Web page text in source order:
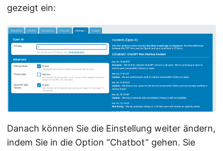
gezeigt ein:
Danach können Sie die Einstellung weiter ändern,
indem Sie in die Option “Chatbot” gehen. Sie